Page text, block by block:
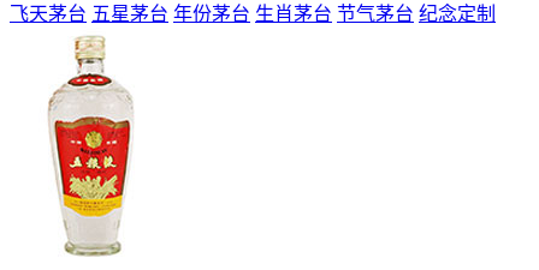
飞天茅台 五星茅台 年份茅台 生肖茅台 节气茅台 纪念定制